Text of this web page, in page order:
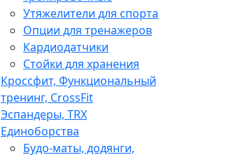
Утяжелители для спорта
Опции для тренажеров
Кардиодатчики
Стойки для хранения
Кроссфит, Функциональный
тренинг, CrossFit
Эспандеры, TRX
Единоборства
Будо-маты, додянги,